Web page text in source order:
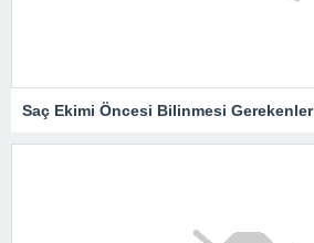
Saç Ekimi Öncesi Bilinmesi Gerekenler